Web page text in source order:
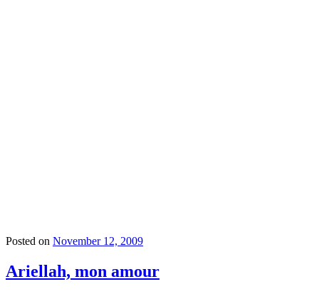
Posted on November 12, 2009
Ariellah, mon amour